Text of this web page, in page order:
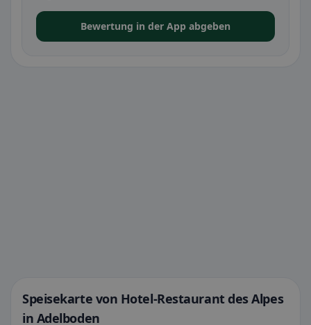
Bewertung in der App abgeben
Speisekarte von Hotel-Restaurant des Alpes
in Adelboden